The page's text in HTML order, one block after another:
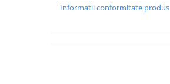
Informatii conformitate produs